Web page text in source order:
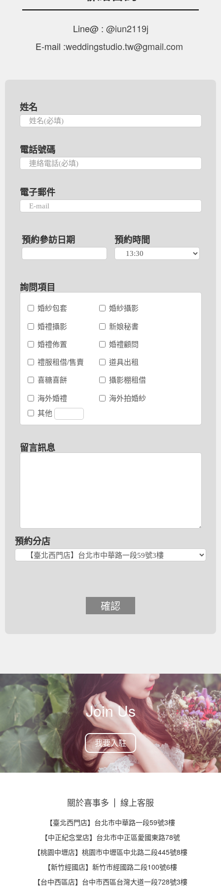
Line@ : @iun2119j
E-mail :weddingstudio.tw@gmail.com
姓名
電話號碼
電子郵件
預約參訪日期 預約時間
詢問項目
婚紗包套
婚紗攝影
婚禮攝影
新娘秘書
婚禮佈置
婚禮顧問
禮服租借/售賣
道具出租
喜糖喜餅
攝影棚租借
海外婚禮
海外拍婚紗
其他
留言訊息
預約分店
確認
Join Us
我要入駐
關於喜事多 線上客服
【臺北西門店】台北市中華路一段59號3樓
【中正紀念堂店】台北市中正區愛國東路78號
【桃園中壢店】桃園市中壢區中北路二段445號8樓
【新竹經國店】新竹市經國路二段100號6樓
【台中西區店】台中市西區台灣大道一段728號3樓